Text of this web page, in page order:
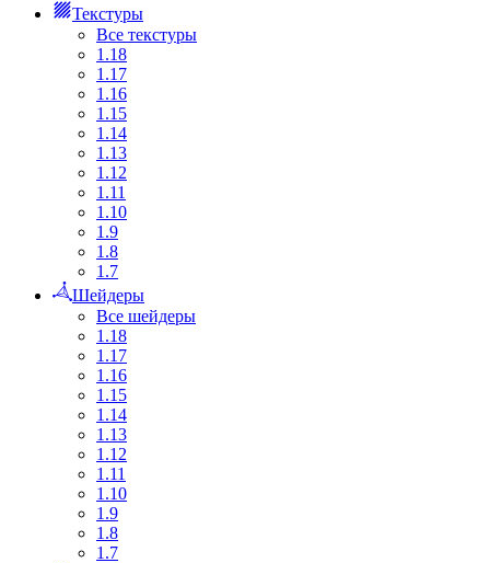
Текстуры
Все текстуры
1.18
1.17
1.16
1.15
1.14
1.13
1.12
1.11
1.10
1.9
1.8
1.7
Шейдеры
Все шейдеры
1.18
1.17
1.16
1.15
1.14
1.13
1.12
1.11
1.10
1.9
1.8
1.7